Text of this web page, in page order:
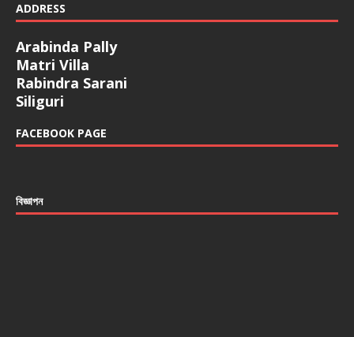
ADDRESS
Arabinda Pally
Matri Villa
Rabindra Sarani
Siliguri
FACEBOOK PAGE
বিজ্ঞাপন